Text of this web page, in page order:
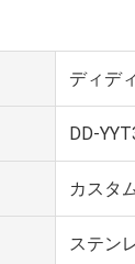
ディディ
DD-
カスタ
ステン